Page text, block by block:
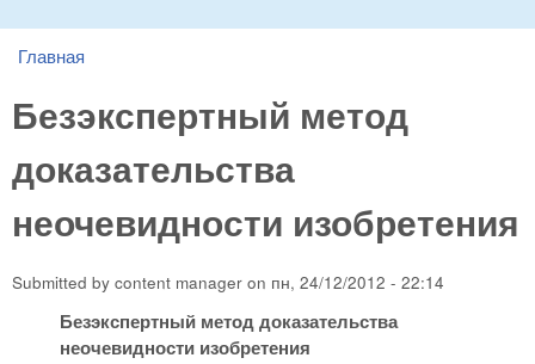
You are here
Главная
Безэкспертный метод
доказательства
неочевидности изобретения
Submitted by content manager on пн, 24/12/2012 - 22:14
Безэкспертный метод доказательства
неочевидности изобретения